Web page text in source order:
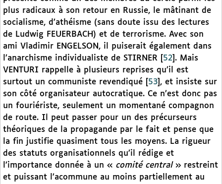
plus radicaux à son retour en Russie, le mâtinant de
socialisme, d’athéisme (sans doute issu des lectures
de Ludwig FEUERBACH) et de terrorisme. Avec son
ami Vladimir ENGELSON, il puiserait également dans
l’anarchisme individualiste de STIRNER
52 . Mais
VENTURI rappelle à plusieurs reprises qu’il est
surtout un communiste revendiqué
53 , et insiste sur
son côté organisateur autocratique. Ce n’est donc pas
un fouriériste, seulement un momentané compagnon
de route. Il peut passer pour un des précurseurs
théoriques de la propagande par le fait et pense que
la fin justifie quasiment tous les moyens. La rigueur
des statuts organisationnels qu’il rédige et
l’importance donnée à un « comité central» restreint
et puissant l’acommune au moins partiellement au